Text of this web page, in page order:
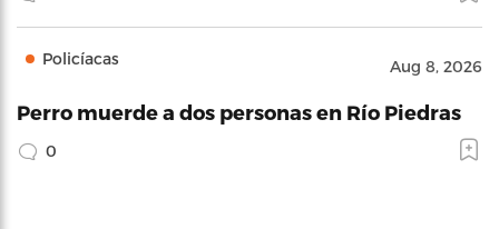
Policíacas Aug 8, 2026
Perro muerde a dos personas en Río Piedras
0